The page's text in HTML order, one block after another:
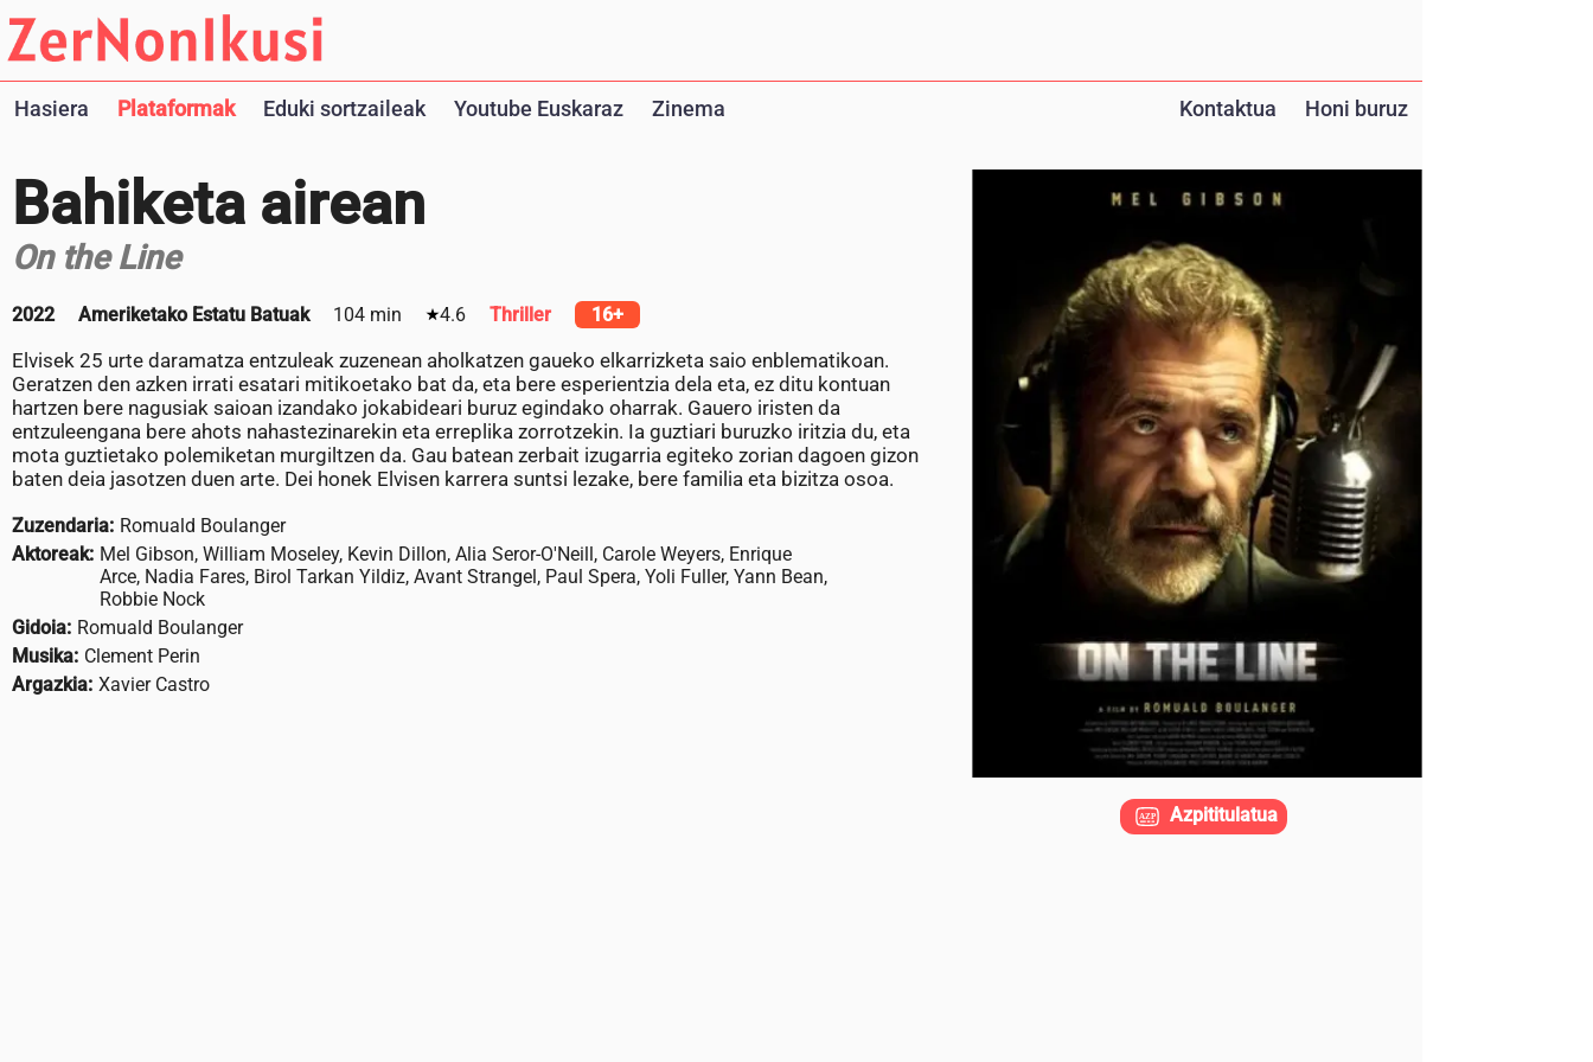
Hasiera Plataformak Eduki sortzaileak Youtube Euskaraz Zinema Kontaktua Honi buruz
Bahiketa airean
On the Line
2022 Ameriketako Estatu Batuak 104 min 4.6 Thriller 16+
Elvisek 25 urte daramatza entzuleak zuzenean aholkatzen gaueko elkarrizketa saio enblematikoan.
Geratzen den azken irrati esatari mitikoetako bat da, eta bere esperientzia dela eta, ez ditu kontuan
hartzen bere nagusiak saioan izandako jokabideari buruz egindako oharrak. Gauero iristen da
entzuleengana bere ahots nahastezinarekin eta erreplika zorrotzekin. Ia guztiari buruzko iritzia du, eta
mota guztietako polemiketan murgiltzen da. Gau batean zerbait izugarria egiteko zorian dagoen gizon
baten deia jasotzen duen arte. Dei honek Elvisen karrera suntsi lezake, bere familia eta bizitza osoa.
Zuzendaria: Romuald Boulanger
Aktoreak: Mel Gibson, William Moseley, Kevin Dillon, Alia Seror-O'Neill, Carole Weyers, Enrique
Arce, Nadia Fares, Birol Tarkan Yildiz, Avant Strangel, Paul Spera, Yoli Fuller, Yann Bean,
Robbie Nock
Gidoia: Romuald Boulanger
Musika: Clement Perin
Argazkia: Xavier Castro
Azpititulatua